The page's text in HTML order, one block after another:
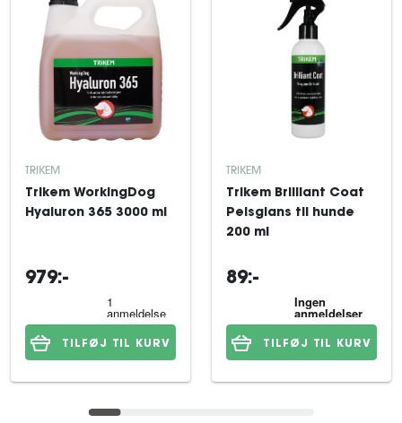
TRIKEM
Trikem WorkingDog
Hyaluron 365 3000 ml
979:-
TILFØJ TIL KURV
TRIKEM
Trikem Brilliant Coat
Pelsglans til hunde
200 ml
89:-
TILFØJ TIL KURV